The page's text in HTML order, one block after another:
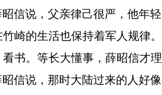
昭信说，父亲律己很严，他年
竹崎的生活也保持着军人规律
看书。等长大懂事，薛昭信才
昭信说，那时大陆过来的人好